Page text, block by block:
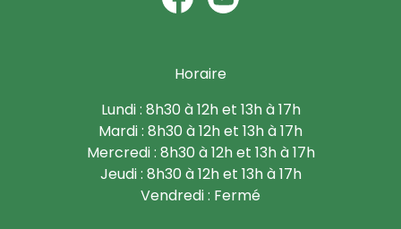
Horaire
Lundi : 8h30 à 12h et 13h à 17h
Mardi : 8h30 à 12h et 13h à 17h
Mercredi : 8h30 à 12h et 13h à 17h
Jeudi : 8h30 à 12h et 13h à 17h
Vendredi : Fermé